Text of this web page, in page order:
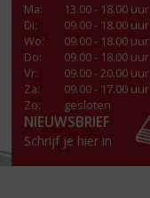
Ma:
13.00 - 18.00 uur
Di:
09.00 - 18.00 uur
Wo:
09.00 - 18.00 uur
Do:
09.00 - 18.00 uur
Vr:
09.00 - 20.00 uur
Za:
09.00 - 17.00 uur
Zo:
gesloten
NIEUWSBRIEF
Schrijf je hier in